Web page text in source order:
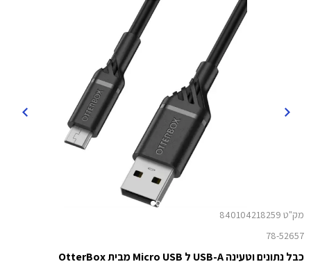
מק"ט 840104218259
78-52657
כבל נתונים וטעינה USB-A ל Micro USB מבית OtterBox